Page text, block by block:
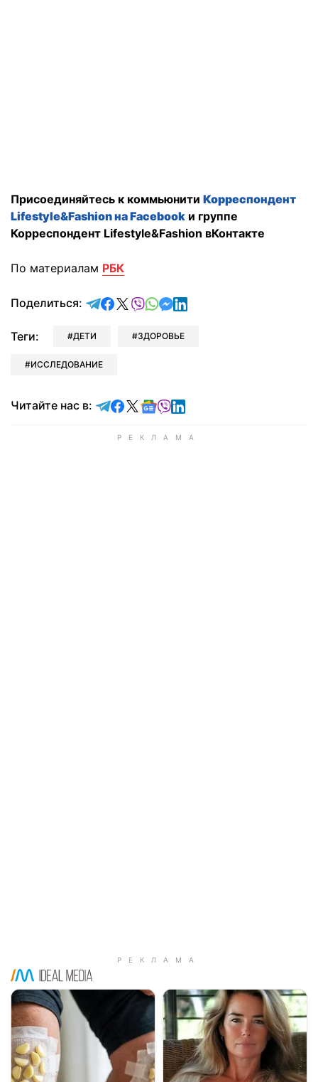
Присоединяйтесь к коммьюнити Корреспондент
Lifestyle&Fashion на Facebook и группе
Корреспондент Lifestyle&Fashion вКонтакте
По материалам РБК
Поделиться: отправить в Telegram
поделиться в Facebook
поделиться в X
отправить в Viber
отправить в Whatsapp
отправить в Messenger
отправить в LinkedIn
Теги: ДЕТИ ЗДОРОВЬЕ
ИССЛЕДОВАНИЕ
Читайте нас в: Читайте в Telegram
Читайте в Facebook
Читайте в X
Читайте в Google news
Читайте в Viber
Читайте в LinkedIn